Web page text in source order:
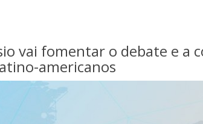
vai fomentar o debate e a
americanos